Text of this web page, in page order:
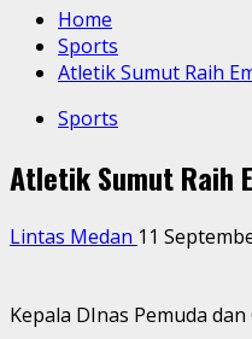
Home
Sports
Atletik Sumut Raih
Sports
Atletik Sumut Raih
Lintas Medan 11
Kepala DInas Pemuda